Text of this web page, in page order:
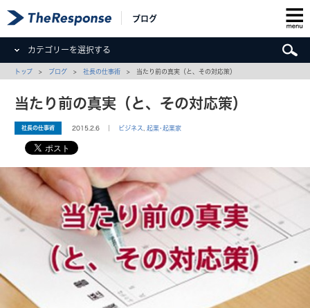
ブログ
カテゴリーを選択する
トップ > ブログ >社長の仕事術 > 当たり前の真実（と、その対応策）
当たり前の真実（と、その対応策）
社長の仕事術 2015.2.6 ｜ ビジネス ,起業･起業家